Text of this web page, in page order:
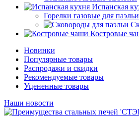
Испанская
Горелки газовые для паэльи
Костровые
Новинки
Популярные товары
Распродажи и скидки
Рекомендуемые товары
Уцененные товары
Наши новости